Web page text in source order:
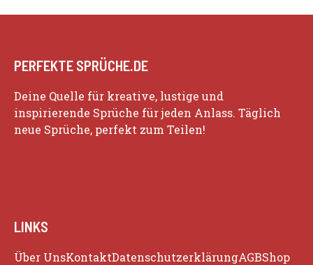
PERFEKTE SPRÜCHE.DE
Deine Quelle für kreative, lustige und
inspirierende Sprüche für jeden Anlass. Täglich
neue Sprüche, perfekt zum Teilen!
LINKS
Über UnsKontaktDatenschutzerklärungAGBShop